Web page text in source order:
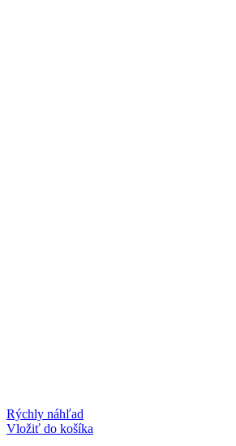
Rýchly náhľad
Vložiť do košíka